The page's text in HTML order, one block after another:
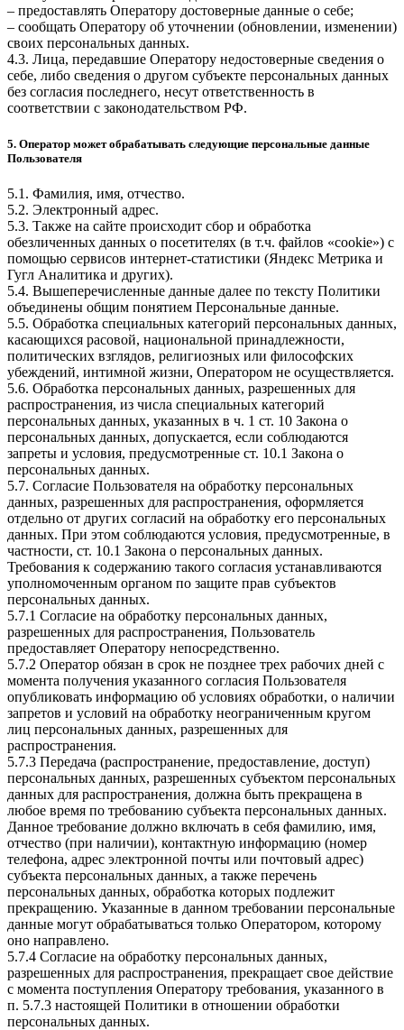
– предоставлять Оператору достоверные данные о себе;
– сообщать Оператору об уточнении (обновлении, изменении)
своих персональных данных.
4.3. Лица, передавшие Оператору недостоверные сведения о
себе, либо сведения о другом субъекте персональных данных
без согласия последнего, несут ответственность в
соответствии с законодательством РФ.
5. Оператор может обрабатывать следующие персональные данные
Пользователя
5.1. Фамилия, имя, отчество.
5.2. Электронный адрес.
5.3. Также на сайте происходит сбор и обработка
обезличенных данных о посетителях (в т.ч. файлов «cookie») с
помощью сервисов интернет-статистики (Яндекс Метрика и
Гугл Аналитика и других).
5.4. Вышеперечисленные данные далее по тексту Политики
объединены общим понятием Персональные данные.
5.5. Обработка специальных категорий персональных данных,
касающихся расовой, национальной принадлежности,
политических взглядов, религиозных или философских
убеждений, интимной жизни, Оператором не осуществляется.
5.6. Обработка персональных данных, разрешенных для
распространения, из числа специальных категорий
персональных данных, указанных в ч. 1 ст. 10 Закона о
персональных данных, допускается, если соблюдаются
запреты и условия, предусмотренные ст. 10.1 Закона о
персональных данных.
5.7. Согласие Пользователя на обработку персональных
данных, разрешенных для распространения, оформляется
отдельно от других согласий на обработку его персональных
данных. При этом соблюдаются условия, предусмотренные, в
частности, ст. 10.1 Закона о персональных данных.
Требования к содержанию такого согласия устанавливаются
уполномоченным органом по защите прав субъектов
персональных данных.
5.7.1 Согласие на обработку персональных данных,
разрешенных для распространения, Пользователь
предоставляет Оператору непосредственно.
5.7.2 Оператор обязан в срок не позднее трех рабочих дней с
момента получения указанного согласия Пользователя
опубликовать информацию об условиях обработки, о наличии
запретов и условий на обработку неограниченным кругом
лиц персональных данных, разрешенных для
распространения.
5.7.3 Передача (распространение, предоставление, доступ)
персональных данных, разрешенных субъектом персональных
данных для распространения, должна быть прекращена в
любое время по требованию субъекта персональных данных.
Данное требование должно включать в себя фамилию, имя,
отчество (при наличии), контактную информацию (номер
телефона, адрес электронной почты или почтовый адрес)
субъекта персональных данных, а также перечень
персональных данных, обработка которых подлежит
прекращению. Указанные в данном требовании персональные
данные могут обрабатываться только Оператором, которому
оно направлено.
5.7.4 Согласие на обработку персональных данных,
разрешенных для распространения, прекращает свое действие
с момента поступления Оператору требования, указанного в
п. 5.7.3 настоящей Политики в отношении обработки
персональных данных.